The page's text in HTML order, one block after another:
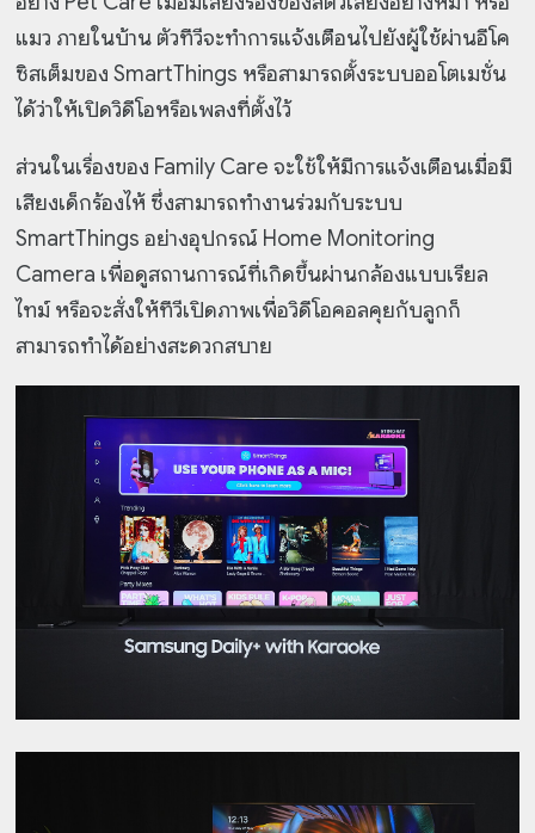
แมว ภายในบ้าน ตัวทีวีจะทำการแจ้งเตือนไปยังผู้ใช้ผ่านอีโค
ซิสเต็มของ SmartThings หรือสามารถตั้งระบบออโตเมชั่น
ได้ว่าให้เปิดวิดีโอหรือเพลงที่ตั้งไว้
ส่วนในเรื่องของ Family Care จะใช้ให้มีการแจ้งเตือนเมื่อมี
เสียงเด็กร้องไห้ ซึ่งสามารถทำงานร่วมกับระบบ
SmartThings อย่างอุปกรณ์ Home Monitoring
Camera เพื่อดูสถานการณ์ที่เกิดขึ้นผ่านกล้องแบบเรียล
ไทม์ หรือจะสั่งให้ทีวีเปิดภาพเพื่อวิดีโอคอลคุยกับลูกก็
สามารถทำได้อย่างสะดวกสบาย